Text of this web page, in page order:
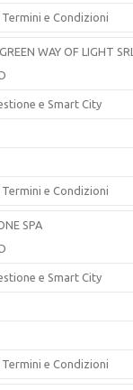
e Condizioni
WAY OF LIGHT SRL
e Smart City
e Condizioni
SPA
e Smart City
e Condizioni